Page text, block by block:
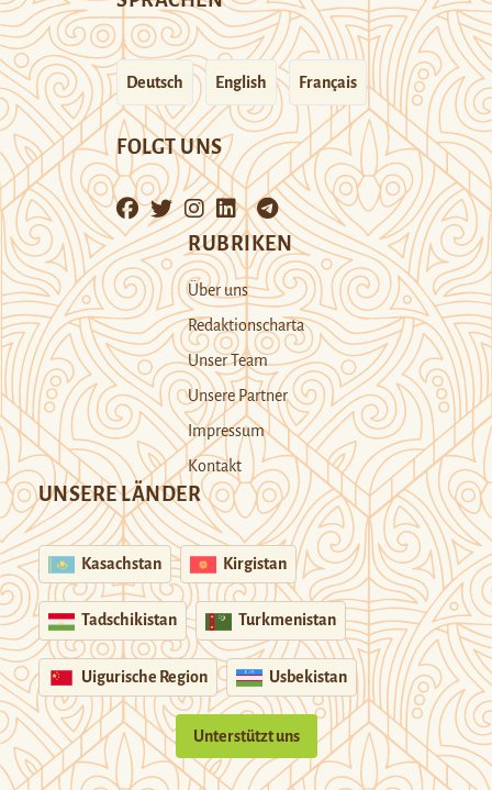
Deutsch English Français
FOLGT UNS
RUBRIKEN
Über uns
Redaktionscharta
Unser Team
Unsere Partner
Impressum
Kontakt
UNSERE LÄNDER
Kasachstan Kirgistan
Tadschikistan Turkmenistan
Uigurische Region Usbekistan
Unterstützt uns